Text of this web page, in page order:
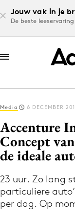
Jouw vak in je
De beste
Log in
Volg het
Media 6 DECEMBER
Accenture
Concept
de ideale
23 uur. Zo lang
particuliere
per dag. Op